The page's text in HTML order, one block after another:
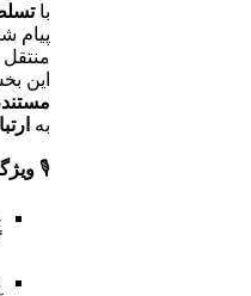
با
پیام
این
به
🎙️